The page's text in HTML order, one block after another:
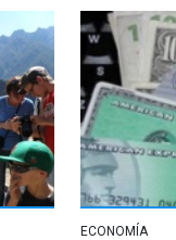
ECONOMÍA